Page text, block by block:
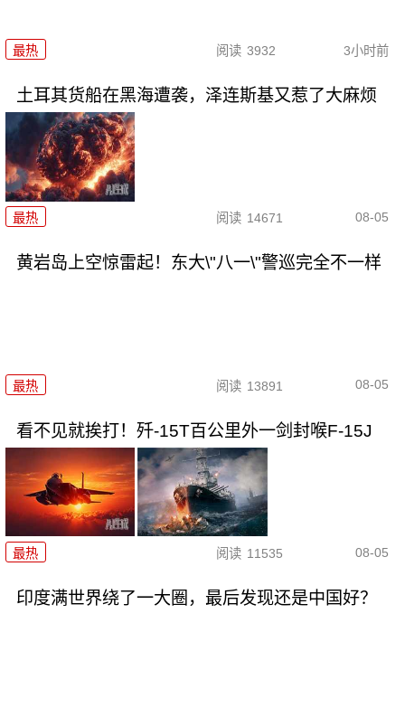
最热 阅读 3932 3小时前
土耳其货船在黑海遭袭，泽连斯基又惹了大麻烦
最热 阅读 14671 08-05
黄岩岛上空惊雷起！东大\"八一\"警巡完全不一样
最热 阅读 13891 08-05
看不见就挨打！歼-15T百公里外一剑封喉F-15J
最热 阅读 11535 08-05
印度满世界绕了一大圈，最后发现还是中国好？